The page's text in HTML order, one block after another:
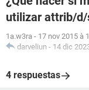
utilizar attrib/
1a.w3ra - 17 nov 2015 à
darveliun - 14 dic
4 respuestas